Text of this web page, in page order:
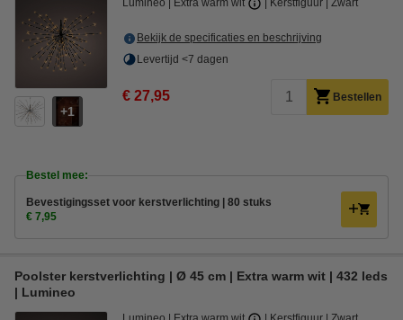
1
Lumineo Extra warm wit Kerstfiguur Zwart
Bekijk de specificaties en beschrijving
Levertijd <7 dagen
€ 27,95 Bestellen
Bestel mee:
Bevestigingsset voor kerstverlichting | 80 stuks
€ 7,95
Poolster kerstverlichting | Ø 45 cm | Extra warm wit | 432 leds
| Lumineo